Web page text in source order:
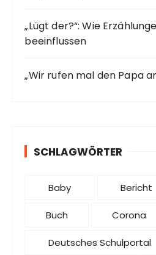
„Lügt der?“: Wie
beeinflussen
„Wir rufen mal den Papa
SCHLAGWÖRTER
Baby Bericht
Buch Corona
Deutsches Schulportal